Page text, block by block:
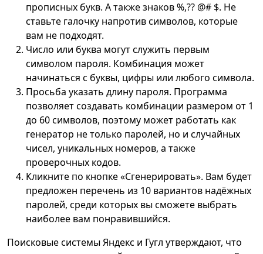
прописных букв. А также знаков %,?? @# $. Не
ставьте галочку напротив символов, которые
вам не подходят.
Число или буква могут служить первым
символом пароля. Комбинация может
начинаться с буквы, цифры или любого символа.
Просьба указать длину пароля. Программа
позволяет создавать комбинации размером от 1
до 60 символов, поэтому может работать как
генератор не только паролей, но и случайных
чисел, уникальных номеров, а также
проверочных кодов.
Кликните по кнопке «Сгенерировать». Вам будет
предложен перечень из 10 вариантов надёжных
паролей, среди которых вы сможете выбрать
наиболее вам понравившийся.
Поисковые системы Яндекс и Гугл утверждают, что